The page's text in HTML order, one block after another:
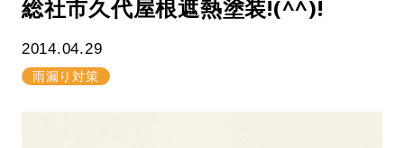
総社市久代屋根遮熱塗装!(^^)!
2014.04.29
雨漏り対策